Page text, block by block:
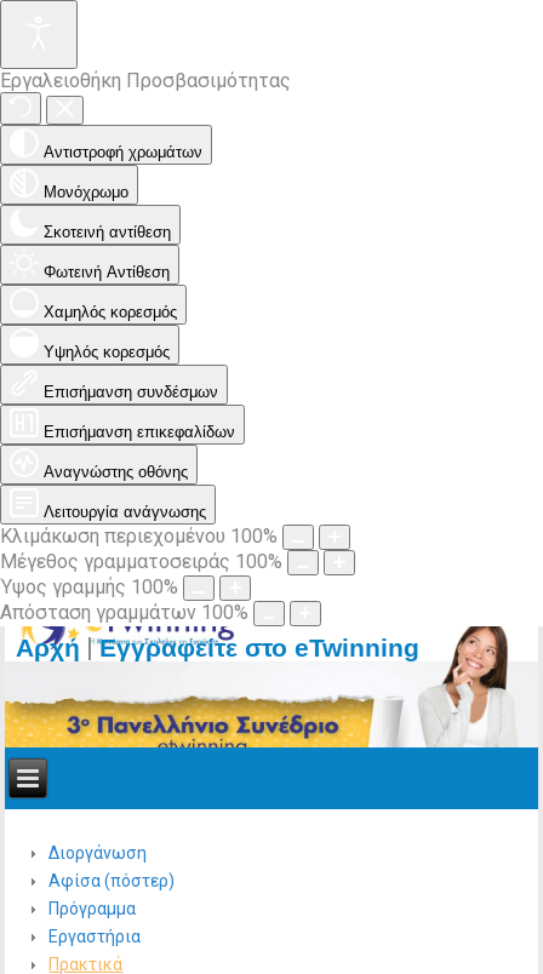
Εργαλειοθήκη Προσβασιμότητας
Αντιστροφή χρωμάτων
Μονόχρωμο
Σκοτεινή αντίθεση
Φωτεινή Αντίθεση
Χαμηλός κορεσμός
Υψηλός κορεσμός
Επισήμανση συνδέσμων
Επισήμανση επικεφαλίδων
Αναγνώστης οθόνης
Λειτουργία ανάγνωσης
Κλιμάκωση περιεχομένου 100%
Μέγεθος γραμματοσειράς 100%
Ύψος γραμμής 100%
Απόσταση γραμμάτων 100%
Αρχή |Εγγραφείτε στο eTwinning
Διοργάνωση
Αφίσα (πόστερ)
Πρόγραμμα
Εργαστήρια
Πρακτικά